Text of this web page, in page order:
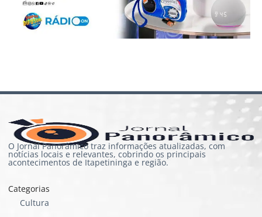
O Jornal Panorâmico traz informações atualizadas, com
notícias locais e relevantes, cobrindo os principais
acontecimentos de Itapetininga e região.
Categorias
Cultura